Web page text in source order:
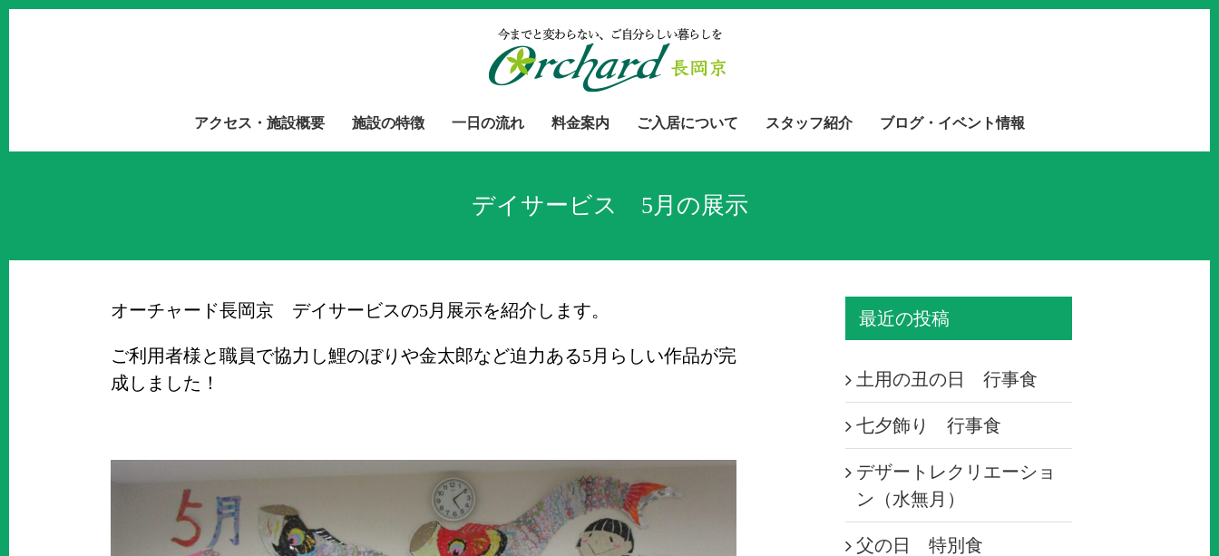
アクセス・施設概要 施設の特徴 一日の流れ 料金案内 ご入居について スタッフ紹介 ブログ・イベント情報
デイサービス 5月の展示
オーチャード長岡京 デイサービスの5月展示を紹介します。
ご利用者様と職員で協力し鯉のぼりや金太郎など迫力ある5月らしい作品が完
成しました！
最近の投稿
土用の丑の日 行事食
七夕飾り 行事食
デザートレクリエーショ
ン（水無月）
父の日 特別食